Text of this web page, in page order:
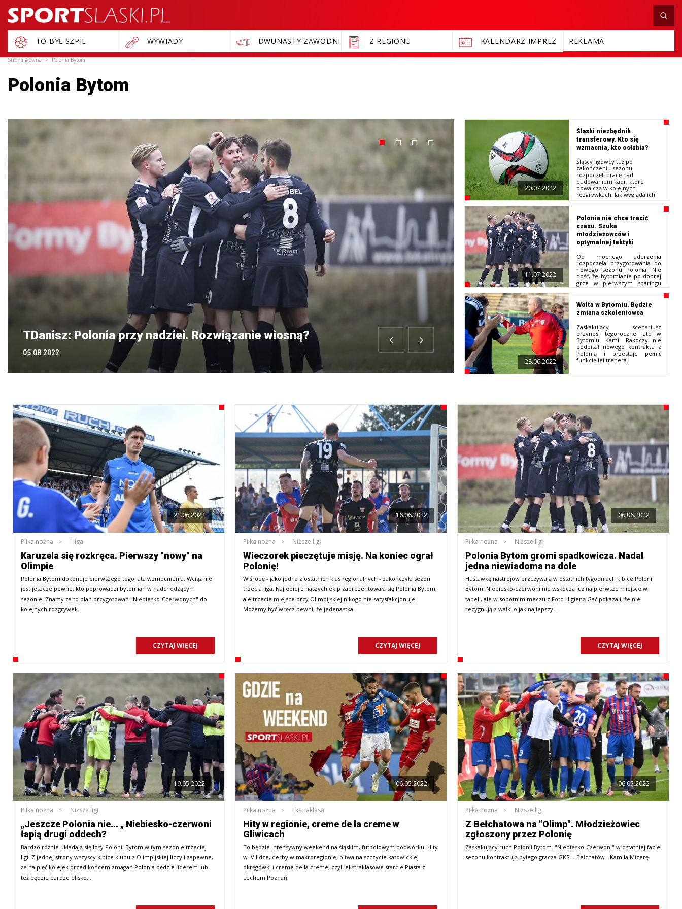
TO BYŁ SZPIL WYWIADY DWUNASTY ZAWODNIK Z REGIONU KALENDARZ IMPREZ REKLAMA
Strona główna Polonia Bytom
Polonia Bytom
TDanisz: Polonia przy nadziei. Rozwiązanie wiosną?
05.08.2022
20.07.2022
11.07.2022
28.06.2022
20.07.2022
Śląski niezbędnik
transferowy. Kto się
wzmacnia, kto osłabia?
Śląscy ligowcy tuż po
zakończeniu sezonu
rozpoczęli pracę nad
budowaniem kadr, które
powalczą w kolejnych
rozgrywkach. Jak wygląda ich
aktywność transferowa? Kto się
wzmacnia, a kto osłabia?
Zapraszamy do naszego
podsumowania.
11.07.2022
Polonia nie chce tracić
czasu. Szuka
młodzieżowców i
optymalnej taktyki
Od mocnego uderzenia
rozpoczęła przygotowania do
nowego sezonu Polonia. Nie
dość, że bytomianie po dobrej
grze w pierwszym sparingu
pokonali grającą dwa „piętra”
zmianami personalnymi w
drużynie pokazują, że trzecie
miejsce na koniec ostatniego
do wzmożonej pracy.
28.06.2022
Wolta w Bytomiu. Będzie
zmiana szkoleniowca
Zaskakujący scenariusz
przynosi tegoroczne lato w
Bytomiu. Kamil Rakoczy nie
podpisał nowego kontraktu z
Polonią i przestaje pełnić
funkcję jej trenera.
21.06.2022
Piłka nożna I liga
Karuzela się rozkręca. Pierwszy "nowy" na
Olimpie
Polonia Bytom dokonuje pierwszego tego lata wzmocnienia. Wciąż nie
jest jeszcze pewne, kto poprowadzi bytomian w nadchodzącym
sezonie. Znamy za to plan przygotowań "Niebiesko-Czerwonych" do
kolejnych rozgrywek.
CZYTAJ WIĘCEJ
16.06.2022
Piłka nożna Niższe ligi
Wieczorek pieczętuje misję. Na koniec ograł
Polonię!
W środę - jako jedna z ostatnich klas regionalnych - zakończyła sezon
trzecia liga. Najlepiej z naszych ekip zaprezentowała się Polonia Bytom,
ale trzecie miejsce przy Olimpijskiej nikogo nie satysfakcjonuje.
Możemy być wręcz pewni, że jedenastka…
CZYTAJ WIĘCEJ
06.06.2022
Piłka nożna Niższe ligi
Polonia Bytom gromi spadkowicza. Nadal
jedna niewiadoma na dole
Huśtawkę nastrojów przeżywają w ostatnich tygodniach kibice Polonii
Bytom. Niebiesko-czerwoni nie wskoczą już na pierwsze miejsce w
tabeli, ale w sobotnim meczu z Foto Higieną Gać pokazali, że nie
rezygnują z walki o jak najlepszy…
CZYTAJ WIĘCEJ
19.05.2022
Piłka nożna Niższe ligi
„Jeszcze Polonia nie... „ Niebiesko-czerwoni
łapią drugi oddech?
Bardzo różnie układają się losy Polonii Bytom w tym sezonie trzeciej
ligi. Z jednej strony wszyscy kibice klubu z Olimpijskiej liczyli zapewne,
że na pięć kolejek przed końcem zmagań Polonia będzie liderem lub
też będzie bardzo blisko…
06.05.2022
Piłka nożna Ekstraklasa
Hity w regionie, creme de la creme w
Gliwicach
To będzie intensywny weekend na śląskim, futbolowym podwórku. Hity
w IV lidze, derby w makroregionie, bitwa na szczycie katowickiej
okręgówki i creme de la creme, czyli ekstraklasowe starcie Piasta z
Lechem Poznań.
06.05.2022
Piłka nożna Niższe ligi
Z Bełchatowa na "Olimp". Młodzieżowiec
zgłoszony przez Polonię
Zaskakujący ruch Polonii Bytom. "Niebiesko-Czerwoni" w ostatniej fazie
sezonu kontraktują byłego gracza GKS-u Bełchatów - Kamila Mizerę.